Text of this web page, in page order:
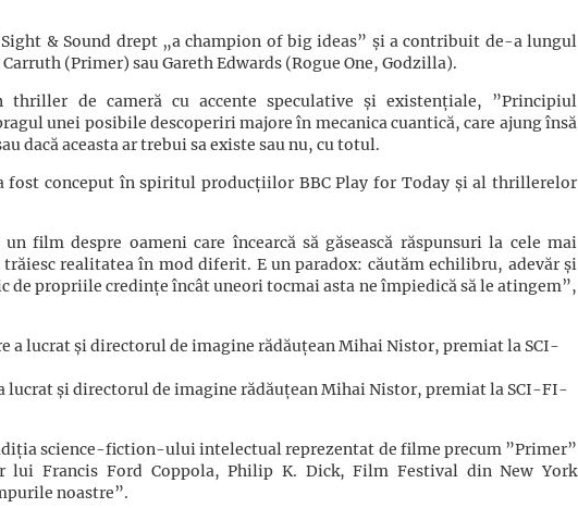
& Sound drept „a champion of big ideas” și a contribuit de-a lungul
(Primer) sau Gareth Edwards (Rogue One, Godzilla).
de cameră cu accente speculative și existențiale, ”Principiul
unei posibile descoperiri majore în mecanica cuantică, care ajung însă
dacă aceasta ar trebui sa existe sau nu, cu totul.
conceput în spiritul producțiilor BBC Play for Today și al thrillerelor
film despre oameni care încearcă să găsească răspunsuri la cele mai
realitatea în mod diferit. E un paradox: căutăm echilibru, adevăr și
de propriile credințe încât uneori tocmai asta ne împiedică să le atingem”,
și directorul de imagine rădăuțean Mihai Nistor, premiat la SCI-FI-
science-fiction-ului intelectual reprezentat de filme precum ”Primer”
lui Francis Ford Coppola, Philip K. Dick, Film Festival din New York
noastre”.